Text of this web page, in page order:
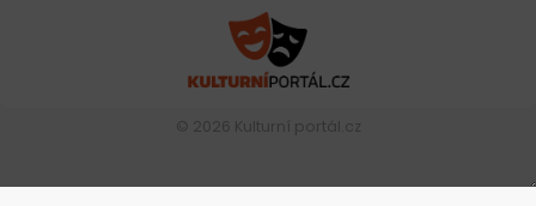
© 2026 Kulturní portál.cz